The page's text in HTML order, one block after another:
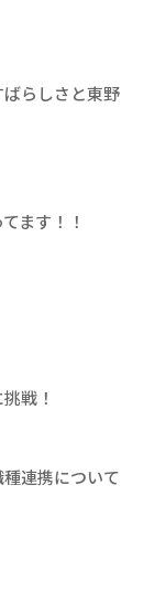
らしさと東野
ます！！
戦！
連携について